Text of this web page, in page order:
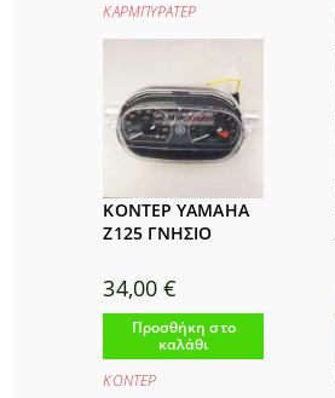
ΚΑΡΜΠΥΡΑΤΕΡ
ΚΟΝΤΕΡ YAMAHA
Ζ125 ΓΝΗΣΙΟ
34,00€
Προσθήκη στο
καλάθι
ΚΟΝΤΕΡ